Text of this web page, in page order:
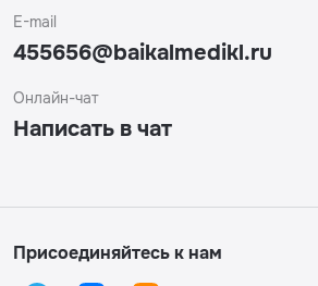
E-mail
455656@baikalmedikl.ru
Онлайн-чат
Написать в чат
Присоединяйтесь к нам